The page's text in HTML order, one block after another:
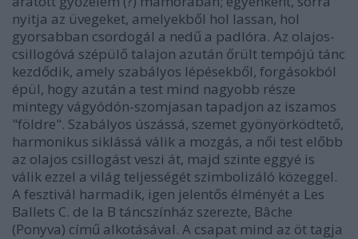
nyitja az üvegeket, amelyekből hol lassan, hol
gyorsabban csordogál a nedű a padlóra. Az olajos-
csillogóvá szépülő talajon azután őrült tempójú tánc
kezdődik, amely szabályos lépésekből, forgásokból
épül, hogy azután a test mind nagyobb része
mintegy vágyódón-szomjasan tapadjon az iszamos
"földre". Szabályos úszássá, szemet gyönyörködtető,
harmonikus siklássá válik a mozgás, a női test előbb
az olajos csillogást veszi át, majd szinte eggyé is
válik ezzel a világ teljességét szimbolizáló közeggel.
A fesztivál harmadik, igen jelentős élményét a Les
Ballets C. de la B táncszínház szerezte, Bâche
(Ponyva) című alkotásával. A csapat mind az öt tagja